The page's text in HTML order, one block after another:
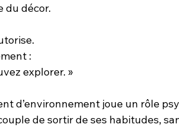
du décor.
:
explorer. »
d’environnement joue un rôle
de sortir de ses habitudes,